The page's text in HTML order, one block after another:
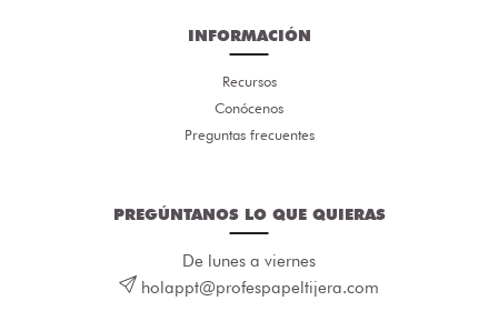
INFORMACIÓN
Recursos
Conócenos
Preguntas frecuentes
PREGÚNTANOS LO QUE QUIERAS
De lunes a viernes
holappt@profespapeltijera.com